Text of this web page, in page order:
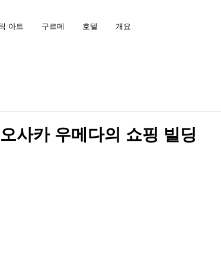
아트 구르메 호텔 개요
사카 우메다의 쇼핑 빌딩